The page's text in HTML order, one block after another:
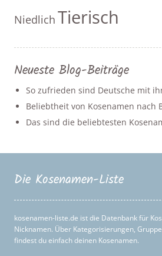
Niedlich Tierisch
Neueste Blog-Beiträge
So zufrieden sind Deutsche mit
Beliebtheit von Kosenamen nach
Das sind die beliebtesten
Die Kosenamen-Liste
kosenamen-liste.de ist die Datenbank für
Nicknamen. Über Kategorisierungen,
findest du einfach deinen Kosenamen.